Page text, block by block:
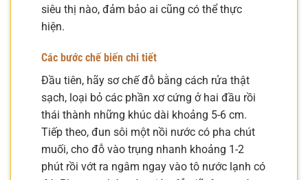
siêu thị nào, đảm bảo ai cũng có thể thực
hiện.
Các bước chế biến chi tiết
Đầu tiên, hãy sơ chế đỗ bằng cách rửa thật
sạch, loại bỏ các phần xơ cứng ở hai đầu rồi
thái thành những khúc dài khoảng 5-6 cm.
Tiếp theo, đun sôi một nồi nước có pha chút
muối, cho đỗ vào trụng nhanh khoảng 1-2
phút rồi vớt ra ngâm ngay vào tô nước lạnh có